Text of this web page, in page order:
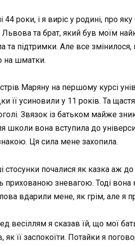
44 роки, і я виріс у родині, про
Львова та брат, який був моїм
та підтримки. Але все
на шматки.
Маряну на першому курсі
її усиновили у 11 років. Та
Звязок із батьком майже
школи вона вступила до
Ця сила мене захопила.
стосунки почалися як казка аж
прихованою зневагою. Тоді вона
вдарили мене, як грім, але я
весіллям я сказав їй, що мої
як її заспокоїти. Потайки я